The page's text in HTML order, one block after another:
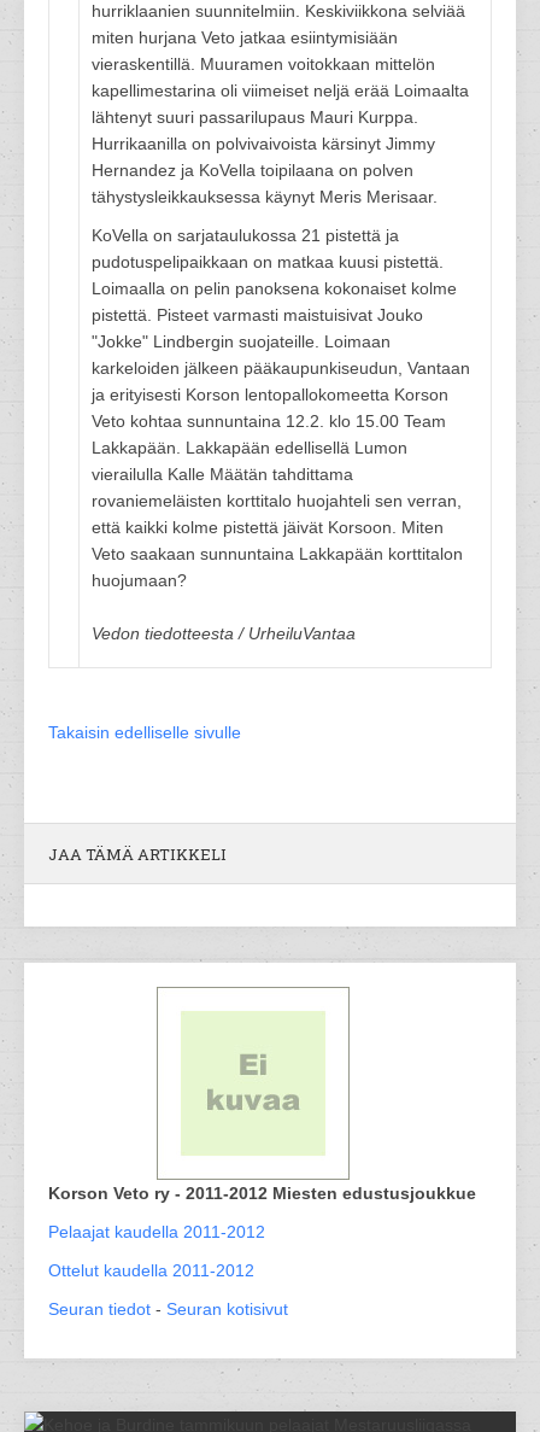
hurriklaanien suunnitelmiin. Keskiviikkona selviää
miten hurjana Veto jatkaa esiintymisiään
vieraskentillä. Muuramen voitokkaan mittelön
kapellimestarina oli viimeiset neljä erää Loimaalta
lähtenyt suuri passarilupaus Mauri Kurppa.
Hurrikaanilla on polvivaivoista kärsinyt Jimmy
Hernandez ja KoVella toipilaana on polven
tähystysleikkauksessa käynyt Meris Merisaar.
KoVella on sarjataulukossa 21 pistettä ja
pudotuspelipaikkaan on matkaa kuusi pistettä.
Loimaalla on pelin panoksena kokonaiset kolme
pistettä. Pisteet varmasti maistuisivat Jouko
"Jokke" Lindbergin suojateille. Loimaan
karkeloiden jälkeen pääkaupunkiseudun, Vantaan
ja erityisesti Korson lentopallokomeetta Korson
Veto kohtaa sunnuntaina 12.2. klo 15.00 Team
Lakkapään. Lakkapään edellisellä Lumon
vierailulla Kalle Määtän tahdittama
rovaniemeläisten korttitalo huojahteli sen verran,
että kaikki kolme pistettä jäivät Korsoon. Miten
Veto saakaan sunnuntaina Lakkapään korttitalon
huojumaan?
Vedon tiedotteesta / UrheiluVantaa
Takaisin edelliselle sivulle
JAA TÄMÄ ARTIKKELI
Korson Veto ry - 2011-2012 Miesten edustusjoukkue
Pelaajat kaudella 2011-2012
Ottelut kaudella 2011-2012
Seuran tiedot - Seuran kotisivut